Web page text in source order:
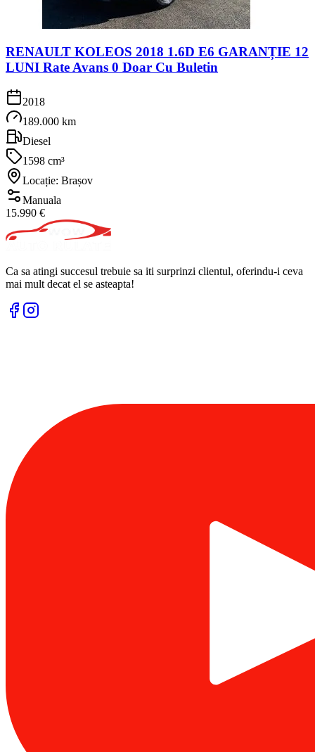
RENAULT KOLEOS 2018 1.6D E6 GARANȚIE 12
LUNI Rate Avans 0 Doar Cu Buletin
2018
189.000 km
Diesel
1598 cm³
Locație: Brașov
Manuala
15.990 €
Ca sa atingi succesul trebuie sa iti surprinzi clientul, oferindu-i ceva
mai mult decat el se asteapta!